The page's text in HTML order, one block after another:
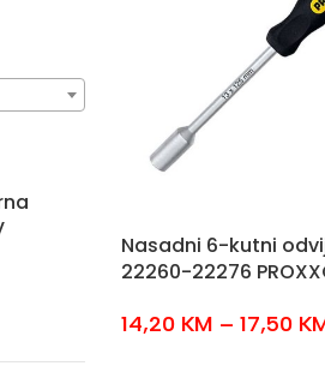
Nasadni 6-kutni
22260-22276
14,20 KM – 17,50